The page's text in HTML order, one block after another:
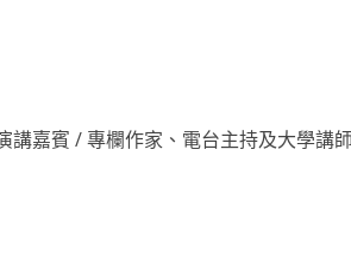
嘉賓 / 專欄作家、電台主持及大學講